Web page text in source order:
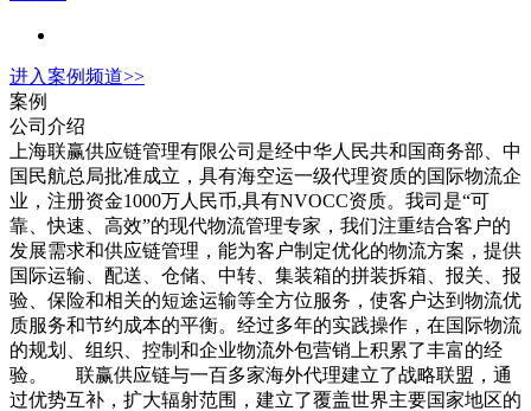
进入案例频道>>
案例
公司介绍
上海联赢供应链管理有限公司是经中华人民共和国商务部、中
国民航总局批准成立，具有海空运一级代理资质的国际物流企
业，注册资金1000万人民币,具有NVOCC资质。我司是“可
靠、快速、高效”的现代物流管理专家，我们注重结合客户的
发展需求和供应链管理，能为客户制定优化的物流方案，提供
国际运输、配送、仓储、中转、集装箱的拼装拆箱、报关、报
验、保险和相关的短途运输等全方位服务，使客户达到物流优
质服务和节约成本的平衡。经过多年的实践操作，在国际物流
的规划、组织、控制和企业物流外包营销上积累了丰富的经
验。 联赢供应链与一百多家海外代理建立了战略联盟，通
过优势互补，扩大辐射范围，建立了覆盖世界主要国家地区的